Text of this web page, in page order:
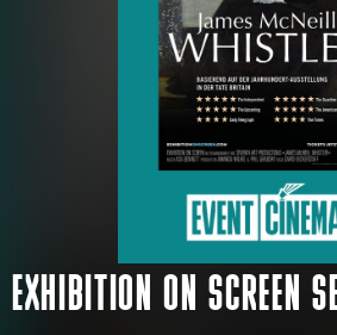
EXHIBITION ON SCREEN